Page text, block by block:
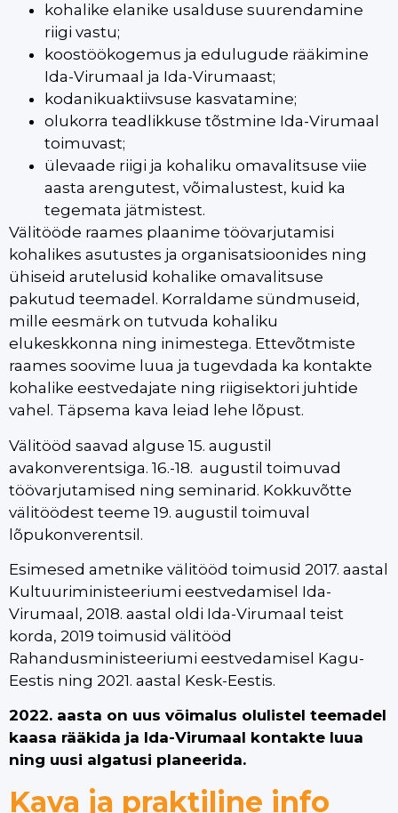
kohalike elanike usalduse suurendamine
riigi vastu;
koostöökogemus ja edulugude rääkimine
Ida-Virumaal ja Ida-Virumaast;
kodanikuaktiivsuse kasvatamine;
olukorra teadlikkuse tõstmine Ida-Virumaal
toimuvast;
ülevaade riigi ja kohaliku omavalitsuse viie
aasta arengutest, võimalustest, kuid ka
tegemata jätmistest.
Välitööde raames plaanime töövarjutamisi
kohalikes asutustes ja organisatsioonides ning
ühiseid arutelusid kohalike omavalitsuse
pakutud teemadel. Korraldame sündmuseid,
mille eesmärk on tutvuda kohaliku
elukeskkonna ning inimestega. Ettevõtmiste
raames soovime luua ja tugevdada ka kontakte
kohalike eestvedajate ning riigisektori juhtide
vahel. Täpsema kava leiad lehe lõpust.
Välitööd saavad alguse 15. augustil
avakonverentsiga. 16.-18. augustil toimuvad
töövarjutamised ning seminarid. Kokkuvõtte
välitöödest teeme 19. augustil toimuval
lõpukonverentsil.
Esimesed ametnike välitööd toimusid 2017. aastal
Kultuuriministeeriumi eestvedamisel Ida-
Virumaal, 2018. aastal oldi Ida-Virumaal teist
korda, 2019 toimusid välitööd
Rahandusministeeriumi eestvedamisel Kagu-
Eestis ning 2021. aastal Kesk-Eestis.
2022. aasta on uus võimalus olulistel teemadel
kaasa rääkida ja Ida-Virumaal kontakte luua
ning uusi algatusi planeerida.
Kava ja praktiline info